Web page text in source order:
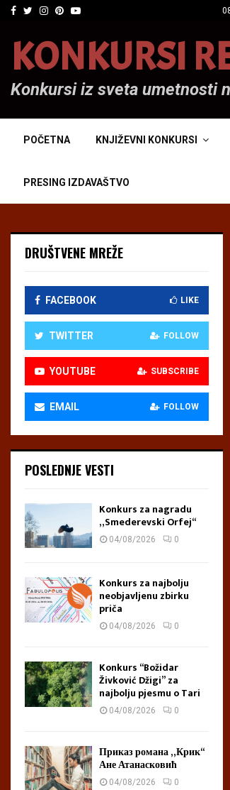
Facebook
Twitter
Instagram
Pinterest
Youtube
KONKURSI
Konkursi iz sveta umetnosti
POČETNA KNJIŽEVNI KONKURSI
PRESING IZDAVAŠTVO
DRUŠTVENE MREŽE
FACEBOOK LIKE
TWITTER FOLLOW
YOUTUBE SUBSCRIBE
EMAIL FOLLOW
POSLEDNJE VESTI
Konkurs za nagradu
„Smederevski Orfej“
04/08/2026 0
Konkurs za najbolju
neobjavljenu zbirku
priča
04/08/2026 0
Konkurs “Božidar
Živković Džigi” za
najbolju pjesmu o Tari
04/08/2026 0
Приказ романа „Крик“
Ане Атанасковић
04/08/2026 0